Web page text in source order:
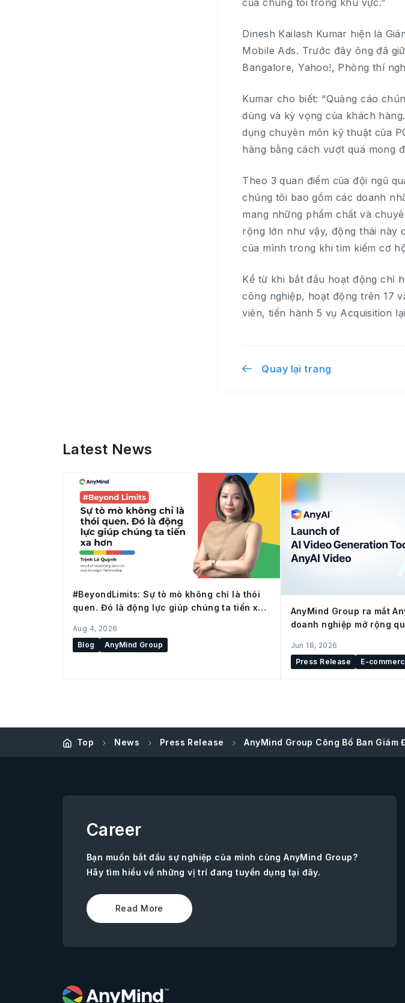
của chúng tôi trong khu vực.”
Dinesh Kailash Kumar hiện là
Mobile Ads. Trước đây ông đã
Bangalore, Yahoo!, Phòng thí
Kumar cho biết: “Quảng cáo
dùng và kỳ vọng của khách
dụng chuyên môn kỹ thuật của
hàng bằng cách vượt quá mong
Theo 3 quan điểm của đội ngũ
chúng tôi bao gồm các doanh
mang những phẩm chất và
rộng lớn như vậy, động thái này
của mình trong khi tìm kiếm cơ
Kể từ khi bắt đầu hoạt động chỉ
công nghiệp, hoạt động trên 17
viên, tiến hành 5 vụ Acquisition
Quay lại trang
Latest News
#BeyondLimits: Sự tò mò không chỉ là thói
quen. Đó là động lực giúp chúng ta tiến xa
Aug 4, 2026
Blog
AnyMind Group
AnyMind Group ra mắt
doanh nghiệp mở rộng
Jun 18, 2026
Press Release
E-
Top News Press Release AnyMind Group Công Bố Ban Giám
Career
Bạn muốn bắt đầu sự nghiệp của mình cùng AnyMind Group?
Hãy tìm hiểu về những vị trí đang tuyển dụng tại đây.
Read More